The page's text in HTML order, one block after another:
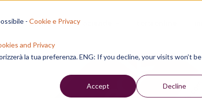
- Cookie e Privacy
and Privacy
la tua preferenza. ENG: If you decline, your visits won’t be
Accept Decline
residenziali per aziende